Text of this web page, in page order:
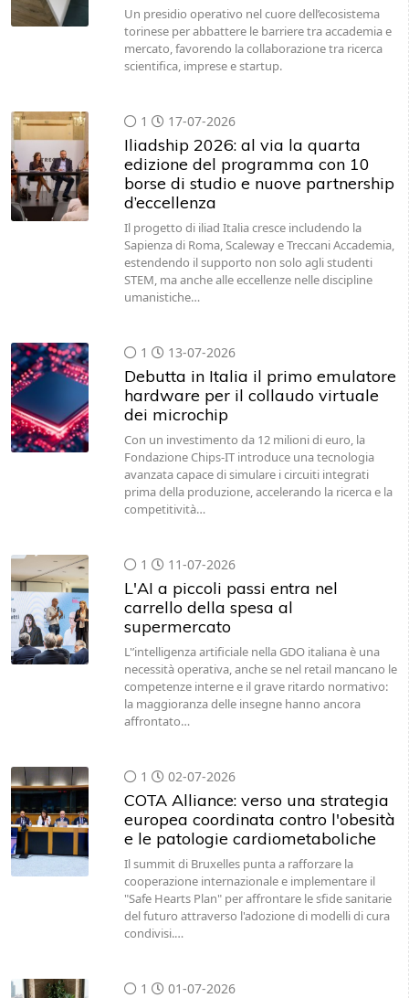
Un presidio operativo nel cuore dell’ecosistema
torinese per abbattere le barriere tra accademia e
mercato, favorendo la collaborazione tra ricerca
scientifica, imprese e startup.
1 17-07-2026
Iliadship 2026: al via la quarta
edizione del programma con 10
borse di studio e nuove partnership
d’eccellenza
Il progetto di iliad Italia cresce includendo la
Sapienza di Roma, Scaleway e Treccani Accademia,
estendendo il supporto non solo agli studenti
STEM, ma anche alle eccellenze nelle discipline
umanistiche…
1 13-07-2026
Debutta in Italia il primo emulatore
hardware per il collaudo virtuale
dei microchip
Con un investimento da 12 milioni di euro, la
Fondazione Chips-IT introduce una tecnologia
avanzata capace di simulare i circuiti integrati
prima della produzione, accelerando la ricerca e la
competitività…
1 11-07-2026
L'AI a piccoli passi entra nel
carrello della spesa al
supermercato
L'’intelligenza artificiale nella GDO italiana è una
necessità operativa, anche se nel retail mancano le
competenze interne e il grave ritardo normativo:
la maggioranza delle insegne hanno ancora
affrontato…
1 02-07-2026
COTA Alliance: verso una strategia
europea coordinata contro l'obesità
e le patologie cardiometaboliche
Il summit di Bruxelles punta a rafforzare la
cooperazione internazionale e implementare il
"Safe Hearts Plan" per affrontare le sfide sanitarie
del futuro attraverso l'adozione di modelli di cura
condivisi.…
1 01-07-2026